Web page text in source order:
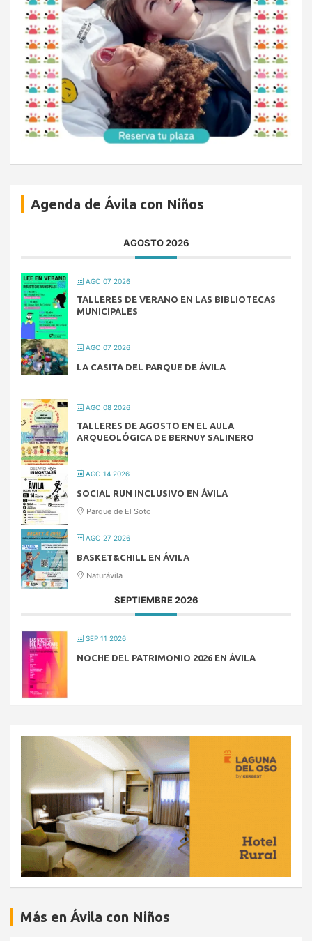
Agenda de Ávila con Niños
AGOSTO 2026
AGO 07 2026
TALLERES DE VERANO EN LAS BIBLIOTECAS
MUNICIPALES
AGO 07 2026
LA CASITA DEL PARQUE DE ÁVILA
AGO 08 2026
TALLERES DE AGOSTO EN EL AULA
ARQUEOLÓGICA DE BERNUY SALINERO
AGO 14 2026
SOCIAL RUN INCLUSIVO EN ÁVILA
Parque de El Soto
AGO 27 2026
BASKET&CHILL EN ÁVILA
Naturávila
SEPTIEMBRE 2026
SEP 11 2026
NOCHE DEL PATRIMONIO 2026 EN ÁVILA
Más en Ávila con Niños